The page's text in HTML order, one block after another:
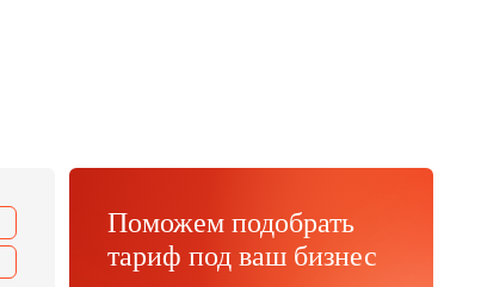
Поможем подобрать
тариф под ваш бизнес